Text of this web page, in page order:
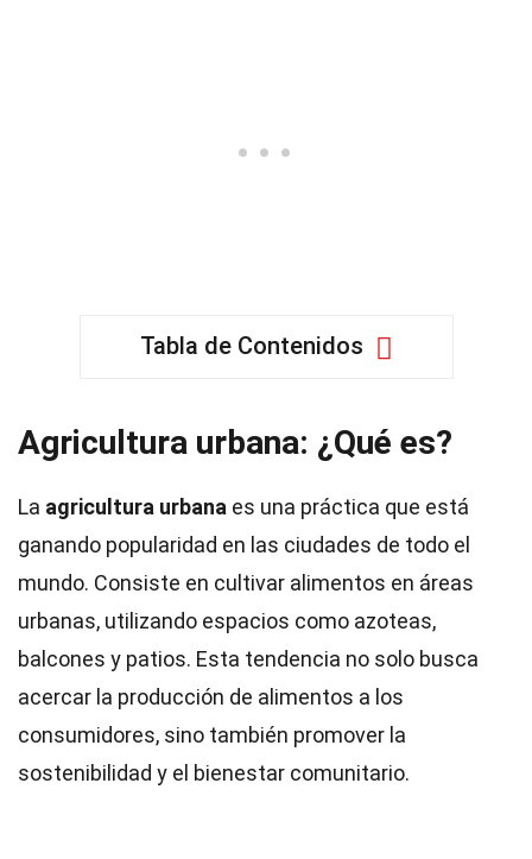
Tabla de Contenidos
Agricultura urbana: ¿Qué es?
La agricultura urbana es una práctica que está
ganando popularidad en las ciudades de todo el
mundo. Consiste en cultivar alimentos en áreas
urbanas, utilizando espacios como azoteas,
balcones y patios. Esta tendencia no solo busca
acercar la producción de alimentos a los
consumidores, sino también promover la
sostenibilidad y el bienestar comunitario.